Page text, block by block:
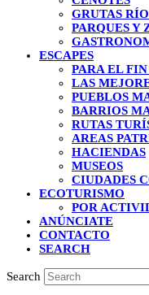
GRUTAS
PARQUES Y
ESCAPES
PARA EL
LAS
PUEBLOS
BARRIOS
RUTAS
AREAS
HACIENDAS
MUSEOS
CIUDADES
ECOTURISMO
POR
ANÚNCIATE
CONTACTO
SEARCH
Search